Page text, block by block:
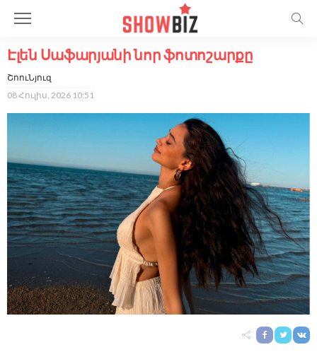
Էլեն Սաֆարյանի նոր ֆոտոշարքը
ՇոուՆյուզ
08 Հուլիս, 2026 10:51